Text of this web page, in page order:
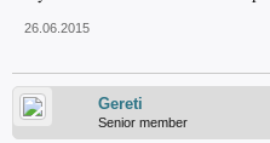
26.06.2015
Gereti
Senior member